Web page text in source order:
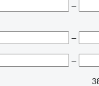
–
–
–